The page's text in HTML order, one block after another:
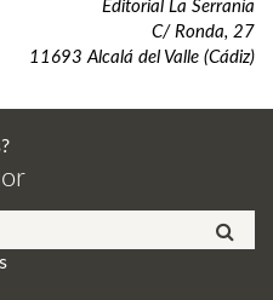
Editorial La Serranía
C/ Ronda, 27
11693 Alcalá del Valle (Cádiz)